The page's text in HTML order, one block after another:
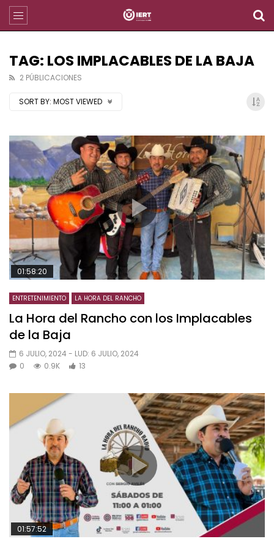
TAG: LOS IMPLACABLES DE LA BAJA
2 PÚBLICACIONES
SORT BY: MOST VIEWED
01:58:20
ENTRETENIMIENTO LA HORA DEL RANCHO
La Hora del Rancho con los Implacables
de la Baja
6 JULIO, 2024 - LUD: 6 JULIO, 2024
0
0.9K 13
01:57:52